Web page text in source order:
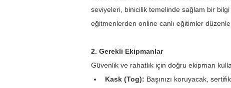
seviyeleri, binicilik temelinde sağlam bir
eğitmenlerden online canlı eğitimler
2. Gerekli Ekipmanlar
Güvenlik ve rahatlık için doğru ekipman
Kask (Tog): Başınızı koruyacak,